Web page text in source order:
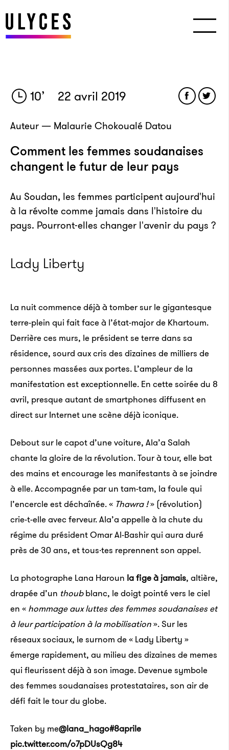
10’ 22 avril 2019
Auteur — Malaurie Chokoualé Datou
Comment les femmes soudanaises
changent le futur de leur pays
Au Soudan, les femmes participent aujourd'hui
à la révolte comme jamais dans l'histoire du
pays. Pourront-elles changer l'avenir du pays ?
Lady Liberty
La nuit commence déjà à tomber sur le gigantesque
terre-plein qui fait face à l’état-major de Khartoum.
Derrière ces murs, le président se terre dans sa
résidence, sourd aux cris des dizaines de milliers de
personnes massées aux portes. L’ampleur de la
manifestation est exceptionnelle. En cette soirée du 8
avril, presque autant de smartphones diffusent en
direct sur Internet une scène déjà iconique.
Debout sur le capot d’une voiture, Ala’a Salah
chante la gloire de la révolution. Tour à tour, elle bat
des mains et encourage les manifestants à se joindre
à elle. Accompagnée par un tam-tam, la foule qui
l’encercle est déchaînée. « Thawra !» (révolution)
crie-t-elle avec ferveur. Ala’a appelle à la chute du
régime du président Omar Al-Bashir qui aura duré
près de 30 ans, et tous·tes reprennent son appel.
La photographe Lana Haroun la fige à jamais, altière,
drapée d’un thoubblanc, le doigt pointé vers le ciel
en « hommage aux luttes des femmes soudanaises et
à leur participation à la mobilisation». Sur les
réseaux sociaux, le surnom de « Lady Liberty »
émerge rapidement, au milieu des dizaines de memes
qui fleurissent déjà à son image. Devenue symbole
des femmes soudanaises protestataires, son air de
défi fait le tour du globe.
Taken by me@lana_hago#8aprile
pic.twitter.com/o7pDUsQg84